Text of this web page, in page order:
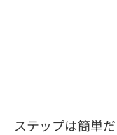
ステップは簡単だ